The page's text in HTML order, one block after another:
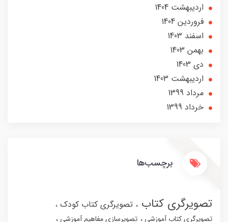
ارديبهشت 1404
فروردین 1404
اسفند 1403
بهمن 1403
دی 1403
ارديبهشت 1403
مرداد 1399
خرداد 1399
برچسب‌ها
تصویرگری کتاب تصویرگری کتاب کودک
تصویرگری کتاب آموزشی
تصویرسازی مفاهیم آموزشی